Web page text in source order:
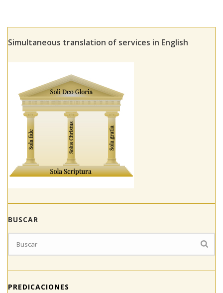
Simultaneous translation of services in English
BUSCAR
PREDICACIONES